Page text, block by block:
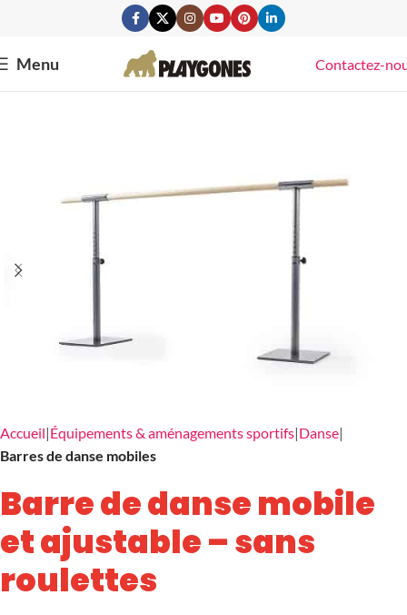
Menu Contactez-
Accueil Équipements & aménagements sportifs Danse
Barres de danse mobiles
Barre de danse mobile
et ajustable – sans
roulettes